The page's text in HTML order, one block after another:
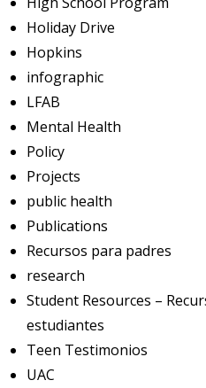
Holiday Drive
Hopkins
infographic
LFAB
Mental Health
Policy
Projects
public health
Publications
Recursos para padres
research
Student Resources –
estudiantes
Teen Testimonios
UAC